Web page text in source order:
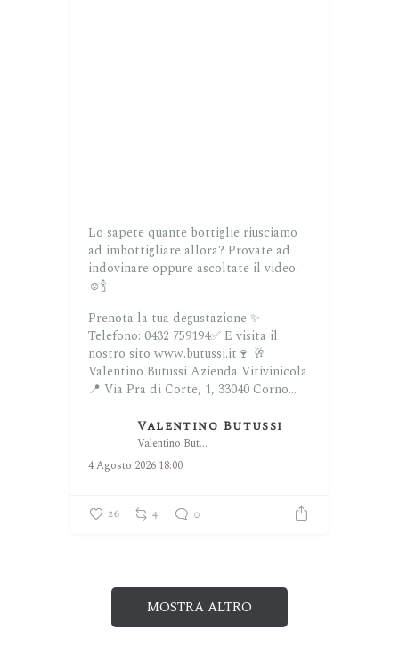
Lo sapete quante bottiglie riusciamo
ad imbottigliare allora? Provate ad
indovinare oppure ascoltate il video.
☺️🍾
Prenota la tua degustazione ✨
Telefono: 0432 759194✅ E visita il
nostro sito www.butussi.it🍷 🥂
Valentino Butussi Azienda Vitivinicola
📍 Via Pra di Corte, 1, 33040 Corno...
Valentino Butussi
Valentino Butussi
4 Agosto 2026 18:00
26 4 0
MOSTRA ALTRO